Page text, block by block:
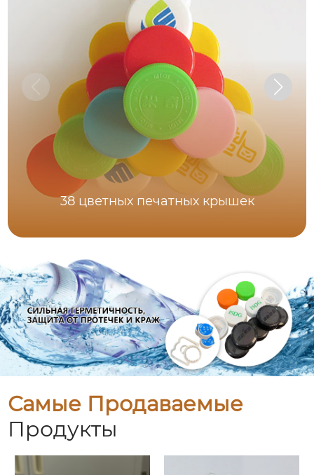
38 цветных печатных крышек
Самые Продаваемые
Продукты